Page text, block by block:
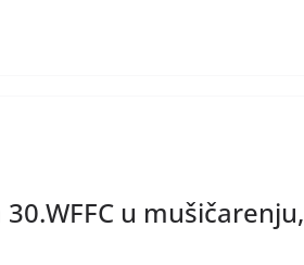
u mušičarenju,